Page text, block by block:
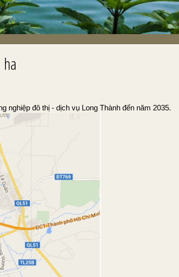
đô thị - dịch vụ Long Thành đến năm 2035.